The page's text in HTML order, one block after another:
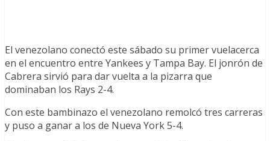
El venezolano conectó este sábado su primer vuelacerca
en el encuentro entre Yankees y Tampa Bay. El jonrón de
Cabrera sirvió para dar vuelta a la pizarra que
dominaban los Rays 2-4.
Con este bambinazo el venezolano remolcó tres carreras
y puso a ganar a los de Nueva York 5-4.